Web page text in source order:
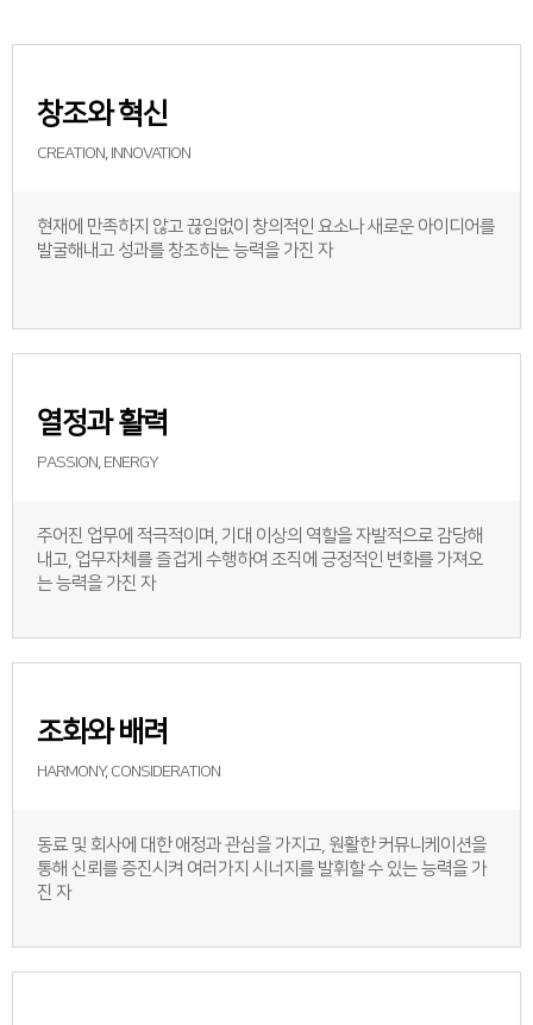
창조와 혁신
CREATION, INNOVATION
현재에 만족하지 않고 끊임없이 창의적인 요소나 새로운 아이디어를
발굴해내고 성과를 창조하는 능력을 가진 자
열정과 활력
PASSION, ENERGY
주어진 업무에 적극적이며, 기대 이상의 역할을 자발적으로 감당해
내고, 업무자체를 즐겁게 수행하여 조직에 긍정적인 변화를 가져오
는 능력을 가진 자
조화와 배려
HARMONY, CONSIDERATION
동료 및 회사에 대한 애정과 관심을 가지고, 원활한 커뮤니케이션을
통해 신뢰를 증진시켜 여러가지 시너지를 발휘할 수 있는 능력을 가
진 자